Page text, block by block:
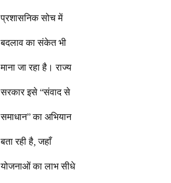
प्रशासनिक सोच में
बदलाव का संकेत भी
माना जा रहा है। राज्य
सरकार इसे “संवाद से
समाधान” का अभियान
बता रही है, जहाँ
योजनाओं का लाभ सीधे